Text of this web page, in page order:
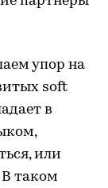
упор на
soft
в
или
В таком